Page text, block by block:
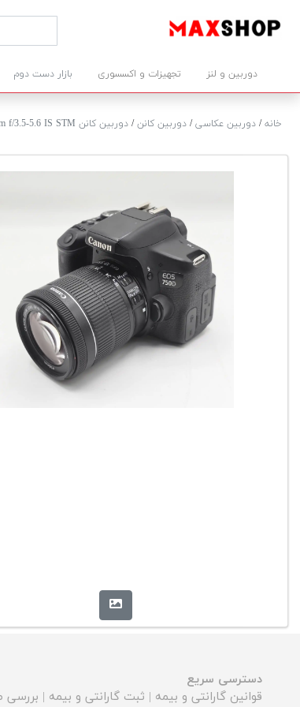
دوربین و لنز تجهیزات و اکسسوری بازار دست دوم
خانه/ دوربین عکاسی/ دوربین کانن/ دوربین کانن EOS 750D + 18-55mm f/3.5-5.6 IS STM
دسترسی سریع
قوانین گارانتی و بیمه | ثبت گارانتی و بیمه | بررسی